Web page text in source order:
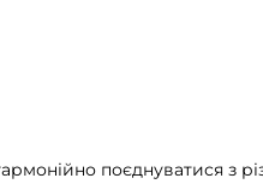
поєднуватися з